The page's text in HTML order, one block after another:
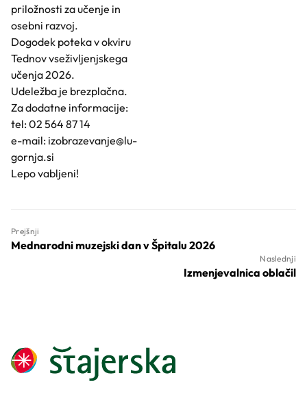
priložnosti za učenje in
osebni razvoj.
Dogodek poteka v okviru
Tednov vseživljenjskega
učenja 2026.
Udeležba je brezplačna.
Za dodatne informacije:
tel: 02 564 87 14
e-mail: izobrazevanje@lu-
gornja.si
Lepo vabljeni!
Prejšnji
Mednarodni muzejski dan v Špitalu 2026
Naslednji
Izmenjevalnica oblačil